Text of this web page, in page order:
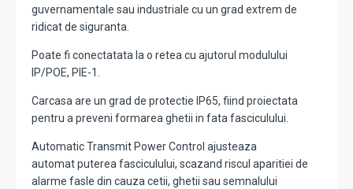
guvernamentale sau industriale cu un grad extrem de
ridicat de siguranta.
Poate fi conectatata la o retea cu ajutorul modulului
IP/POE, PIE-1.
Carcasa are un grad de protectie IP65, fiind proiectata
pentru a preveni formarea ghetii in fata fasciculului.
Automatic Transmit Power Control ajusteaza
automat puterea fasciculului, scazand riscul aparitiei de
alarme fasle din cauza cetii, ghetii sau semnalului